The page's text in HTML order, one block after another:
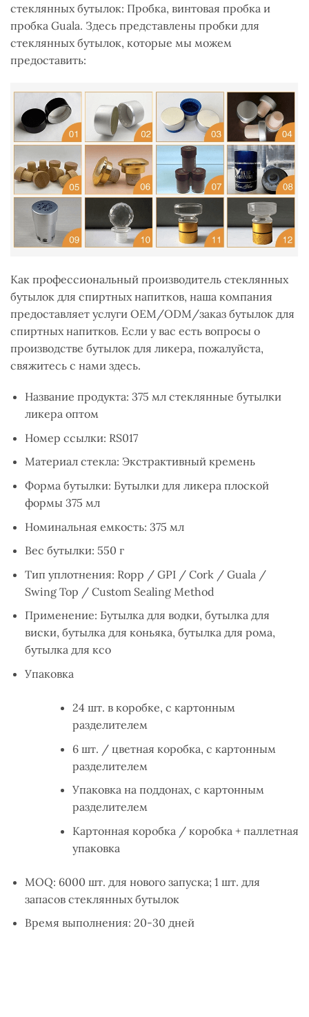
стеклянных бутылок: Пробка, винтовая пробка и
пробка Guala. Здесь представлены пробки для
стеклянных бутылок, которые мы можем
предоставить:
Как профессиональный производитель стеклянных
бутылок для спиртных напитков, наша компания
предоставляет услуги OEM/ODM/заказ бутылок для
спиртных напитков. Если у вас есть вопросы о
производстве бутылок для ликера, пожалуйста,
свяжитесь с нами здесь.
Название продукта: 375 мл стеклянные бутылки
ликера оптом
Номер ссылки: RS017
Материал стекла: Экстрактивный кремень
Форма бутылки: Бутылки для ликера плоской
формы 375 мл
Номинальная емкость: 375 мл
Вес бутылки: 550 г
Тип уплотнения: Ropp / GPI / Cork / Guala /
Swing Top / Custom Sealing Method
Применение: Бутылка для водки, бутылка для
виски, бутылка для коньяка, бутылка для рома,
бутылка для ксо
Упаковка
24 шт. в коробке, с картонным
разделителем
6 шт. / цветная коробка, с картонным
разделителем
Упаковка на поддонах, с картонным
разделителем
Картонная коробка / коробка + паллетная
упаковка
MOQ: 6000 шт. для нового запуска; 1 шт. для
запасов стеклянных бутылок
Время выполнения: 20-30 дней